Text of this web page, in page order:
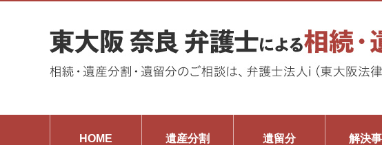
HOME 遺産分割 遺留分 解決